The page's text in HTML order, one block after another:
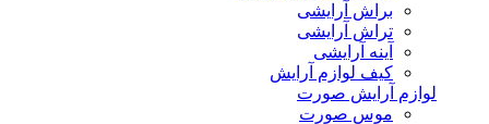
براش آرایشی
تراش آرایشی
آینه آرایشی
کیف لوازم آرایش
لوازم آرایش صورت
موس صورت